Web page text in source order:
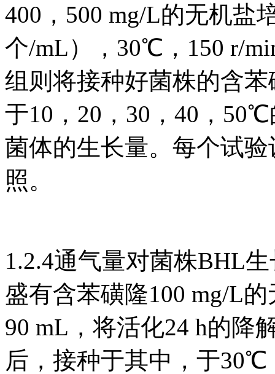
400，500 mg/L的无机盐
个/mL），30℃，150 r/
组则将接种好菌株的含
于10，20，30，40，
菌体的生长量。每个试
照。
1.2.4通气量对菌株BHL
盛有含苯磺隆100 mg/L
90 mL，将活化24 h的降
后，接种于其中，于30℃